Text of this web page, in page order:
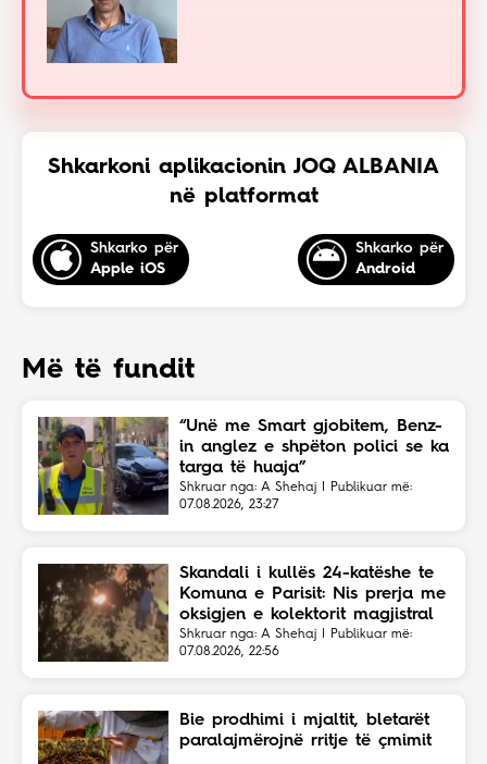
Shkarkoni aplikacionin JOQ ALBANIA
në platformat
Shkarko për
Apple iOS
Shkarko për
Android
Më të fundit
“Unë me Smart gjobitem, Benz-
in anglez e shpëton polici se ka
targa të huaja”
Shkruar nga: A Shehaj | Publikuar më:
07.08.2026, 23:27
Skandali i kullës 24-katëshe te
Komuna e Parisit: Nis prerja me
oksigjen e kolektorit magjistral
në fshehtësi
Shkruar nga: A Shehaj | Publikuar më:
07.08.2026, 22:56
Bie prodhimi i mjaltit, bletarët
paralajmërojnë rritje të çmimit